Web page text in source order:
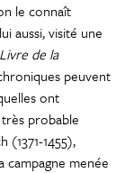
le connaît
aussi, visité une
Livre de la
peuvent
ont
probable
(1371-1455),
menée